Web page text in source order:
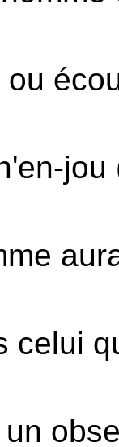
celui